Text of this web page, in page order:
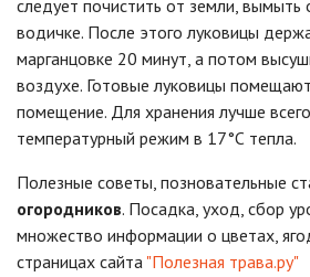
следует почистить от земли,
водичке. После этого луковицы
марганцовке 20 минут, а потом
воздухе. Готовые луковицы
помещение. Для хранения лучше
температурный режим в 17°С тепла.
Полезные советы, позновательные
огородников. Посадка, уход, сбор
множество информации о цветах,
страницах сайта "Полезная трава.ру"